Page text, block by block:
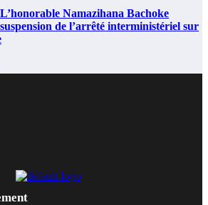
Namazihana Bachoke
de l’arrêté interministériel sur